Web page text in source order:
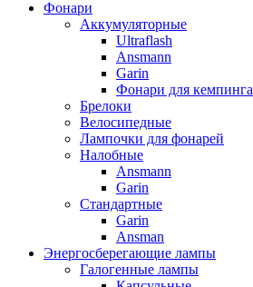
Фонари
Аккумуляторные
Ultraflash
Ansmann
Garin
Фонари для кемпинга
Брелоки
Велосипедные
Лампочки для фонарей
Налобные
Ansmann
Garin
Стандартные
Garin
Ansman
Энергосберегающие лампы
Галогенные лампы